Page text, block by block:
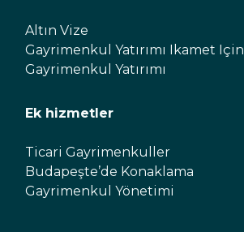
Altın Vize
Gayrimenkul Yatırımı Ikamet Için
Gayrimenkul Yatırımı
Ek hizmetler
Ticari Gayrimenkuller
Budapeşte’de Konaklama
Gayrimenkul Yönetimi